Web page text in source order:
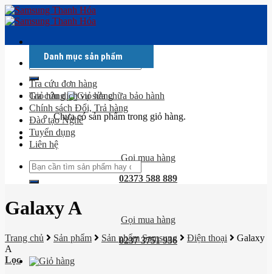
Skip
to
kiếm:
Giỏ hàng
Chưa có sản phẩm trong giỏ hàng.
Gọi mua hàng
02373 588 889
Gọi mua hàng
0237 3751 936
Danh mục sản phẩm
Tra cứu đơn hàng
Tra cứu dịch vụ sửa chữa bảo hành
Chính sách Đổi, Trả hàng
Đào tạo Nghề
Tuyển dụng
Liên hệ
Tìm
kiếm:
Galaxy A
Trang chủ Sản phẩm Sản phẩm Samsung Điện thoại
Galaxy
A
Lọc